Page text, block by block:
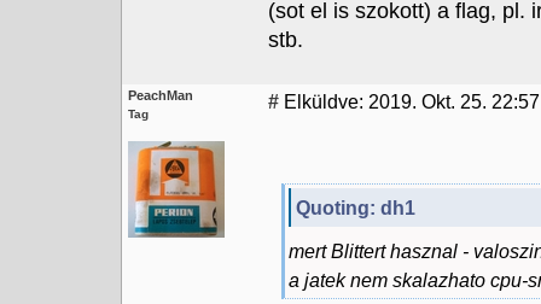
(sot el is szokott) a flag, pl.
stb.
PeachMan
Tag
# Elküldve: 2019. Okt. 25.
Quoting: dh1
mert Blittert hasznal -
a jatek nem skalazhato cpu-